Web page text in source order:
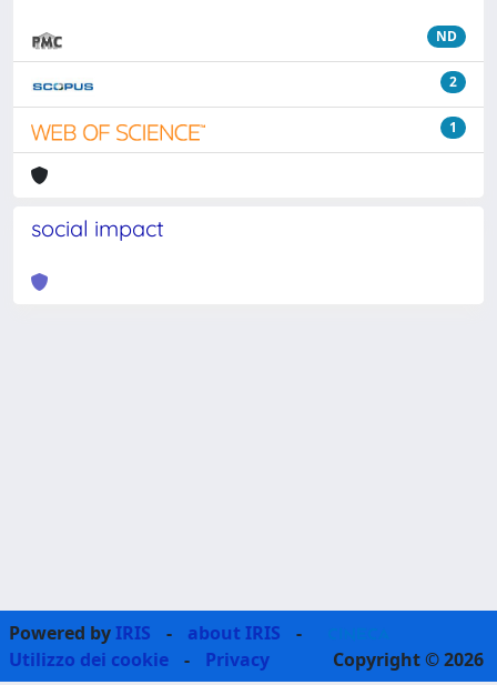
ND
2
1
social impact
Powered byIRIS - about IRIS
-
Utilizzo dei cookie
- Privacy Copyright © 2026